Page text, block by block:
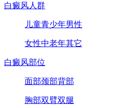
白癜风人群
儿童青少年男性
女性中老年其它
白癜风部位
面部颈部背部
胸部双臂双腿